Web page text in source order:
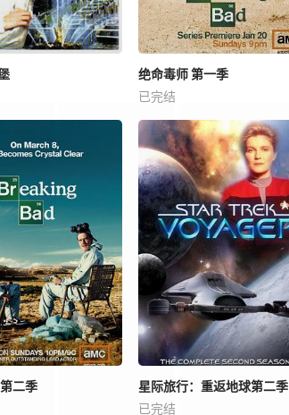
绝命毒师 第一季
已完结
二季
星际旅行：重返地球第二季
已完结